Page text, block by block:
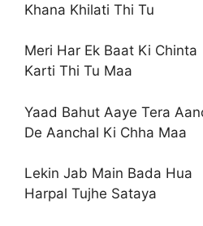
Khana Khilati Thi Tu
Meri Har Ek Baat Ki Chinta
Karti Thi Tu Maa
Yaad Bahut Aaye Tera
De Aanchal Ki Chha Maa
Lekin Jab Main Bada Hua
Harpal Tujhe Sataya